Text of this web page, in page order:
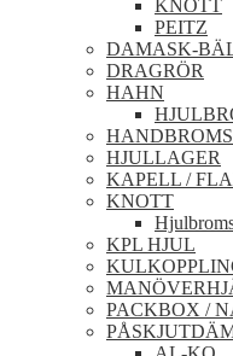
KNOTT
PEITZ
DAMASK-
DRAGRÖR
HAHN
HJULLAGER
KAPELL /
KNOTT
KPL HJUL
PACKBOX /